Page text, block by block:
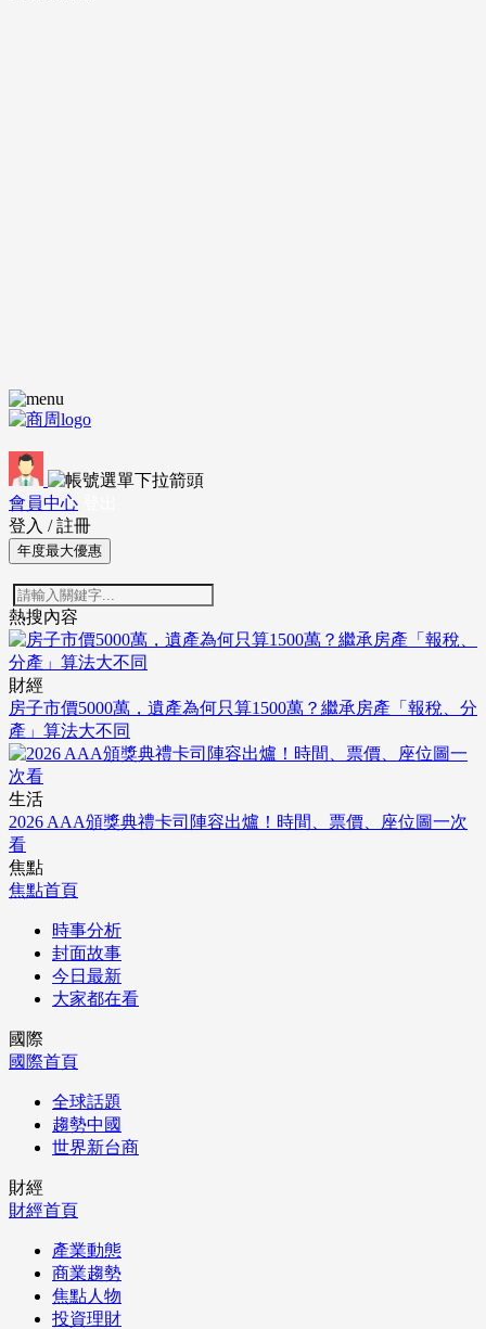
會員中心
登入 / 註冊
年度最大優惠
熱搜內容
財經
房子市價5000萬，遺產為何只算1500萬？繼承房產「報稅、分
產」算法大不同
生活
2026 AAA頒獎典禮卡司陣容出爐！時間、票價、座位圖一次
看
焦點
焦點首頁
時事分析
封面故事
今日最新
大家都在看
國際
國際首頁
全球話題
趨勢中國
世界新台商
財經
財經首頁
產業動態
商業趨勢
焦點人物
投資理財